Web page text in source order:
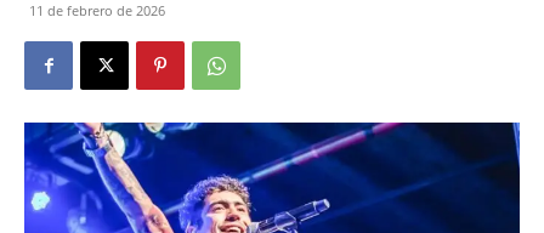
11 de febrero de 2026